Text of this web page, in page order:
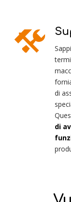
di
di